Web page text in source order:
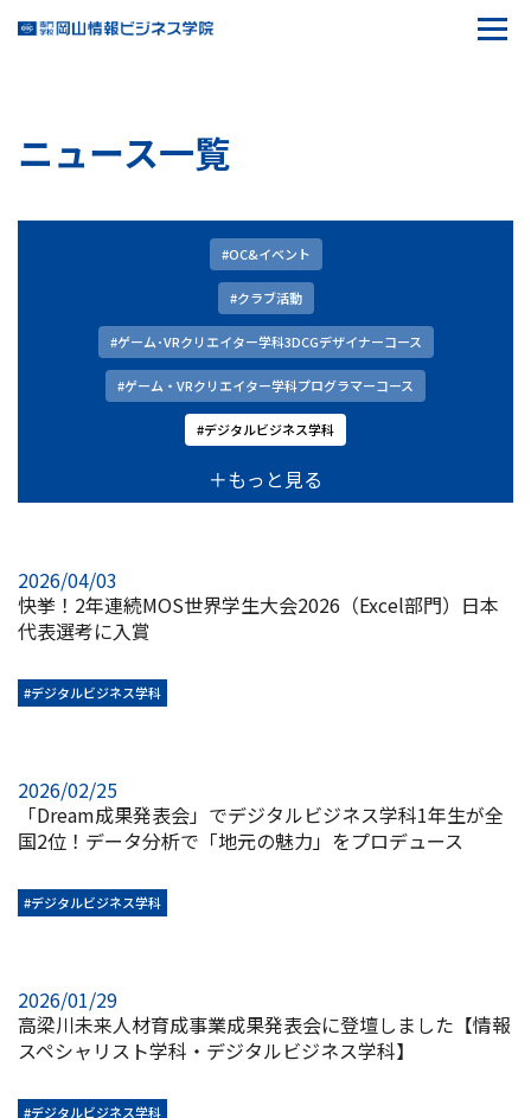
ニュース一覧
#OC&イベント
#クラブ活動
#ゲーム･VRクリエイター学科3DCGデザイナーコース
#ゲーム・VRクリエイター学科プログラマーコース
#デジタルビジネス学科
＋もっと見る
2026/04/03
快挙！2年連続MOS世界学生大会2026（Excel部門）日本
代表選考に入賞
#デジタルビジネス学科
2026/02/25
「Dream成果発表会」でデジタルビジネス学科1年生が全
国2位！データ分析で「地元の魅力」をプロデュース
#デジタルビジネス学科
2026/01/29
高梁川未来人材育成事業成果発表会に登壇しました【情報
スペシャリスト学科・デジタルビジネス学科】
#デジタルビジネス学科